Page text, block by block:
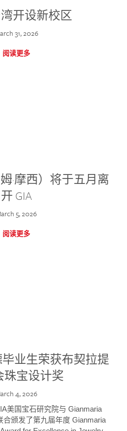
开设新校区
31, 2026
阅读更多
·摩西）将于五月离
开 GIA
5, 2026
阅读更多
毕业生荣获布契拉提
珠宝设计奖
4, 2026
美国宝石研究院与 Gianmaria
合颁发了第九届年度 Gianmaria